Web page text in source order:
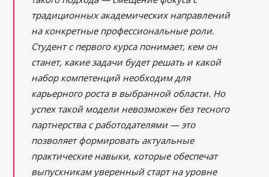
традиционных академических направлений
на конкретные профессиональные роли.
Студент с первого курса понимает, кем он
станет, какие задачи будет решать и какой
набор компетенций необходим для
карьерного роста в выбранной области. Но
успех такой модели невозможен без тесного
партнерства с работодателями — это
позволяет формировать актуальные
практические навыки, которые обеспечат
выпускникам уверенный старт на уровне